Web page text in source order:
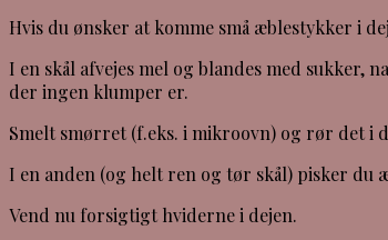
Hvis du ønsker at komme små æblestykker i
I en skål afvejes mel og blandes med
der ingen klumper er.
Smelt smørret (f.eks. i mikroovn) og rør det i
I en anden (og helt ren og tør skål) pisker du
Vend nu forsigtigt hviderne i dejen.